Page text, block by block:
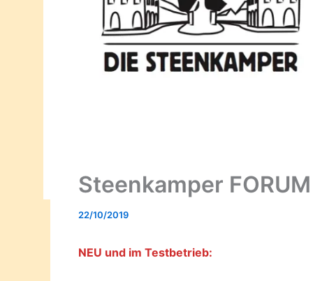
Steenkamper FORUM
22/10/2019
NEU und im Testbetrieb: